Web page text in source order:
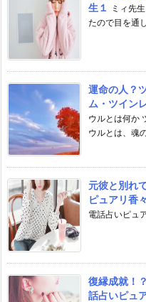
生１
ミィ先
たので目を通
運命の人？
ム・ツイン
ウルとは何か
ウルとは、魂
元彼と別れ
ピュアリ香
電話占いピュ
復縁成就！
話占いピュ